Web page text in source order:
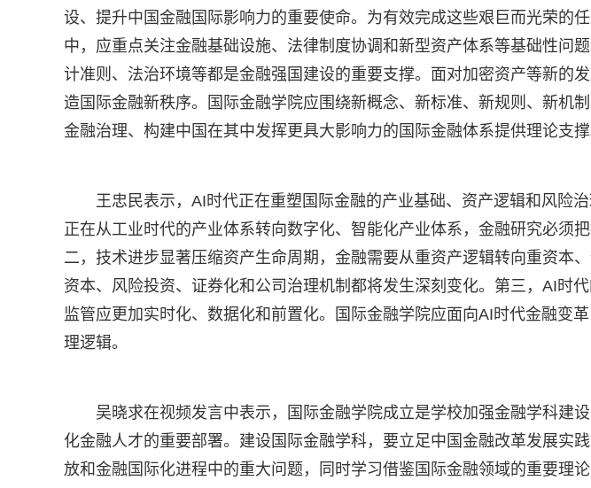
设、提升中国金融国际影响力的重要使命。为有效完成这些艰巨而光荣的
中，应重点关注金融基础设施、法律制度协调和新型资产体系等基础性问
计准则、法治环境等都是金融强国建设的重要支撑。面对加密资产等新的
造国际金融新秩序。国际金融学院应围绕新概念、新标准、新规则、新机
金融治理、构建中国在其中发挥更具大影响力的国际金融体系提供理论支撑
王忠民表示，AI时代正在重塑国际金融的产业基础、资产逻辑和风险
正在从工业时代的产业体系转向数字化、智能化产业体系，金融研究必须
二，技术进步显著压缩资产生命周期，金融需要从重资产逻辑转向重资本
资本、风险投资、证券化和公司治理机制都将发生深刻变化。第三，AI时
监管应更加实时化、数据化和前置化。国际金融学院应面向AI时代金融变
理逻辑。
吴晓求在视频发言中表示，国际金融学院成立是学校加强金融学科建
化金融人才的重要部署。建设国际金融学科，要立足中国金融改革发展实
放和金融国际化进程中的重大问题，同时学习借鉴国际金融领域的重要理